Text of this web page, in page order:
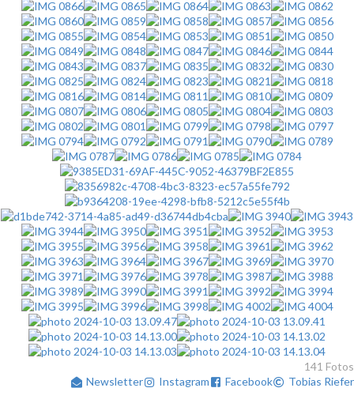
141 Fotos
Newsletter
Instagram Facebook Tobias Riefer